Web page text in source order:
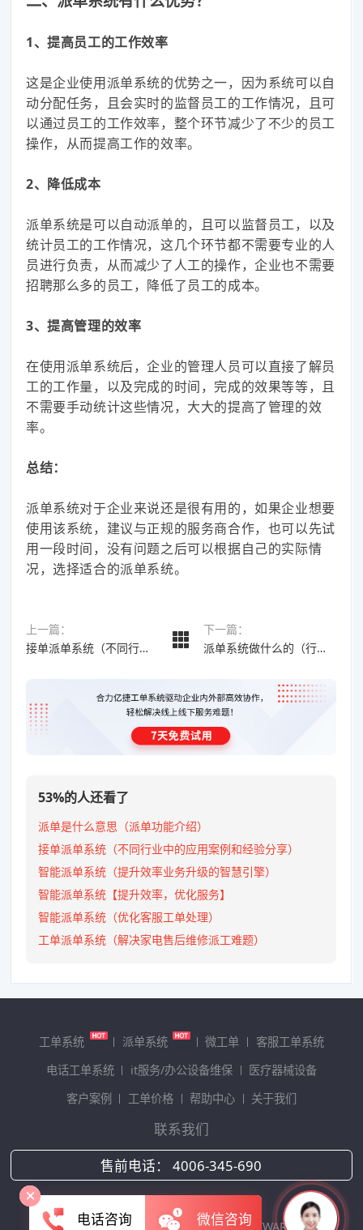
1、提高员工的工作效率
这是企业使用派单系统的优势之一，因为系统可以自
动分配任务，且会实时的监督员工的工作情况，且可
以通过员工的工作效率，整个环节减少了不少的员工
操作，从而提高工作的效率。
2、降低成本
派单系统是可以自动派单的，且可以监督员工，以及
统计员工的工作情况，这几个环节都不需要专业的人
员进行负责，从而减少了人工的操作，企业也不需要
招聘那么多的员工，降低了员工的成本。
3、提高管理的效率
在使用派单系统后，企业的管理人员可以直接了解员
工的工作量，以及完成的时间，完成的效果等等，且
不需要手动统计这些情况，大大的提高了管理的效
率。
总结：
派单系统对于企业来说还是很有用的，如果企业想要
使用该系统，建议与正规的服务商合作，也可以先试
用一段时间，没有问题之后可以根据自己的实际情
况，选择适合的派单系统。
上一篇：
接单派单系统（不同行业中的应用案例和经验分享）
下一篇：
派单系统做什么的（行业应用及功能）
53%的人还看了
派单是什么意思（派单功能介绍）
接单派单系统（不同行业中的应用案例和经验分享）
智能派单系统（提升效率业务升级的智慧引擎）
智能派单系统【提升效率，优化服务】
智能派单系统（优化客服工单处理）
工单派单系统（解决家电售后维修派工难题）
工单系统 派单系统 微工单
客服工单系统
电话工单系统
it服务/办公设备维保
医疗器械设备
客户案例
工单价格 帮助中心 关于我们
联系我们
售前电话：4006-345-690
北京亿捷云信息技术有限公司
Copyright © 2025 HOLLYCRM SOFTWARE
电话咨询 微信咨询